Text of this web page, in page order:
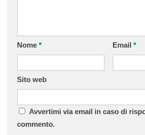
Nome * Email *
Sito web
Avvertimi via email in caso di
commento.